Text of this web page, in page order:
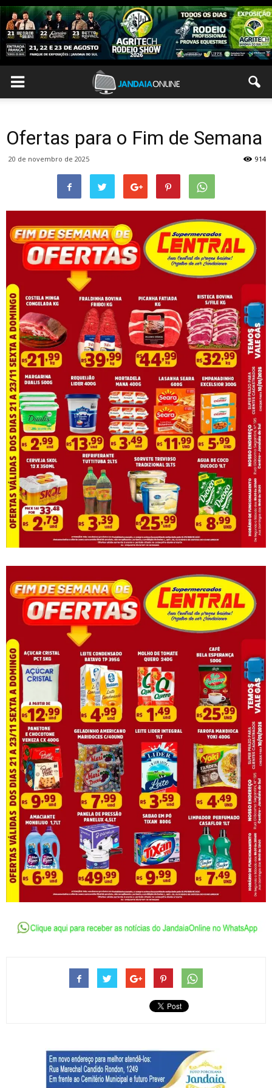
Ofertas para o Fim de Semana
20 de novembro de 2025 914